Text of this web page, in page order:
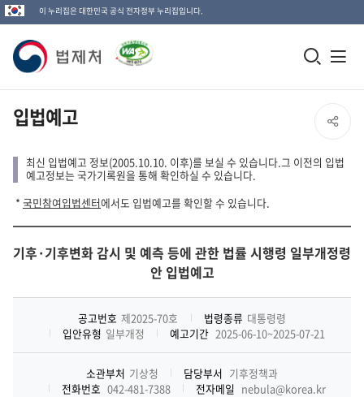
이 누리집은 대한민국 공식 전자정부 누리집입니다.
법
제
처
고
모
색
입법예고
최신 입법예고 정보(2005.10.10. 이후)를 보실 수 있습니다.그 이전의 입법
예고정보는 국가기록원을 통해 확인하실 수 있습니다.
SNS
공
열
기
* 국민참여입법센터에서도 입법예고를 확인할 수 있습니다.
기후·기후변화 감시 및 예측 등에 관한 법률 시행령 일부개정령
안 입법예고
공고번호 제2025-70호 법령종류 대통령령
입안유형 일부개정 예고기간 2025-06-10~2025-07-21
소관부처 기상청 담당부서 기후정책과
전화번호 042-481-7388 전자메일 nebula@korea.kr